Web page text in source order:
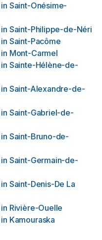
in Saint-Onésime-
in Saint-Philippe-de-Néri
in Saint-Pacôme
in Mont-Carmel
in Sainte-Hélène-de-
in Saint-Alexandre-de-
in Saint-Gabriel-de-
in Saint-Bruno-de-
in Saint-Germain-de-
in Saint-Denis-De La
in Rivière-Ouelle
in Kamouraska